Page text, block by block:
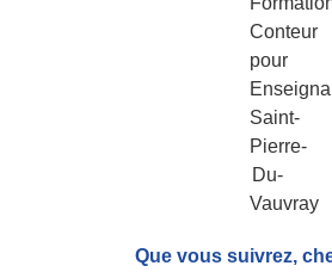
Que vous suivrez,